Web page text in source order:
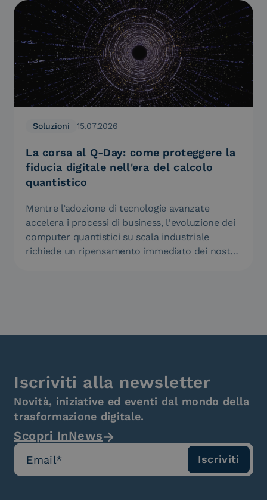
Soluzioni 15.07.2026
La corsa al Q-Day: come proteggere la
fiducia digitale nell'era del calcolo
quantistico
Mentre l’adozione di tecnologie avanzate
accelera i processi di business, l'evoluzione dei
computer quantistici su scala industriale
richiede un ripensamento immediato dei nostri
Iscriviti alla newsletter
Novità, iniziative ed eventi dal mondo della
trasformazione digitale.
Scopri InNews